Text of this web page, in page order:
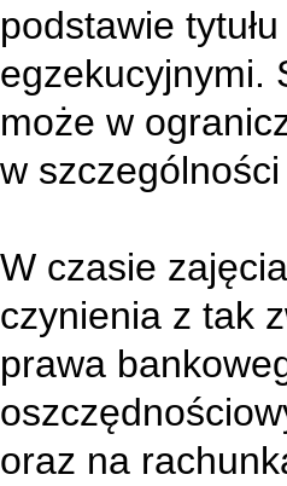
podstawie
egzekucyjnymi.
może w
w
W czasie
czynienia z tak
prawa
oraz na